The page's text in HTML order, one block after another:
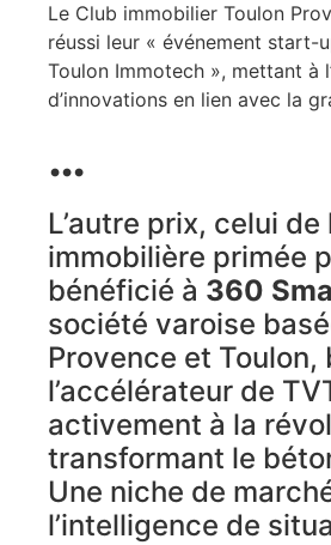
Le Club immobilier Toulon
réussi leur « événement start-
Toulon Immotech », mettant à
d’innovations en lien avec la
…
L’autre prix, celui de
immobilière primée
bénéficié à 360
société varoise
Provence et
l’accélérateur de
activement à la
transformant le
Une niche de
l’intelligence de